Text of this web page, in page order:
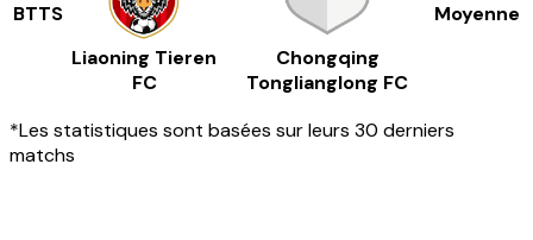
BTTS
Liaoning Tieren
FC
Chongqing
Tonglianglong FC
Moyenne
*Les statistiques sont basées sur leurs 30 derniers
matchs